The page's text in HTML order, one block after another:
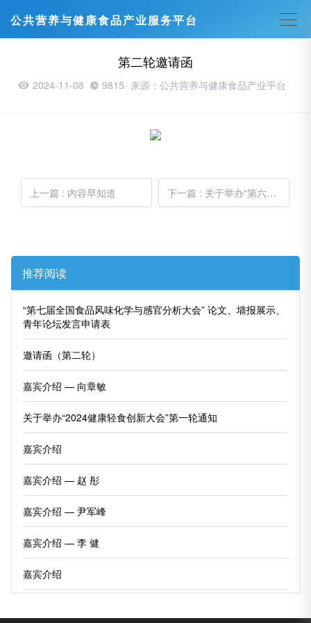
公共营养与健康食品产业服务平台
第二轮邀请函
2024-11-08 9815 来源：公共营养与健康食品产业平台
上一篇 : 内容早知道 下一篇 : 关于举办“第六届（IFSN）国际食品安全与营养健康峰会”暨 “第十二届中国功能食品产业大会”的通知
推荐阅读
“第七届全国食品风味化学与感官分析大会” 论文、墙报展示、
青年论坛发言申请表
邀请函（第二轮）
嘉宾介绍 — 向章敏
关于举办“2024健康轻食创新大会”第一轮通知
嘉宾介绍
嘉宾介绍 — 赵 彤
嘉宾介绍 — 尹军峰
嘉宾介绍 — 李 健
嘉宾介绍